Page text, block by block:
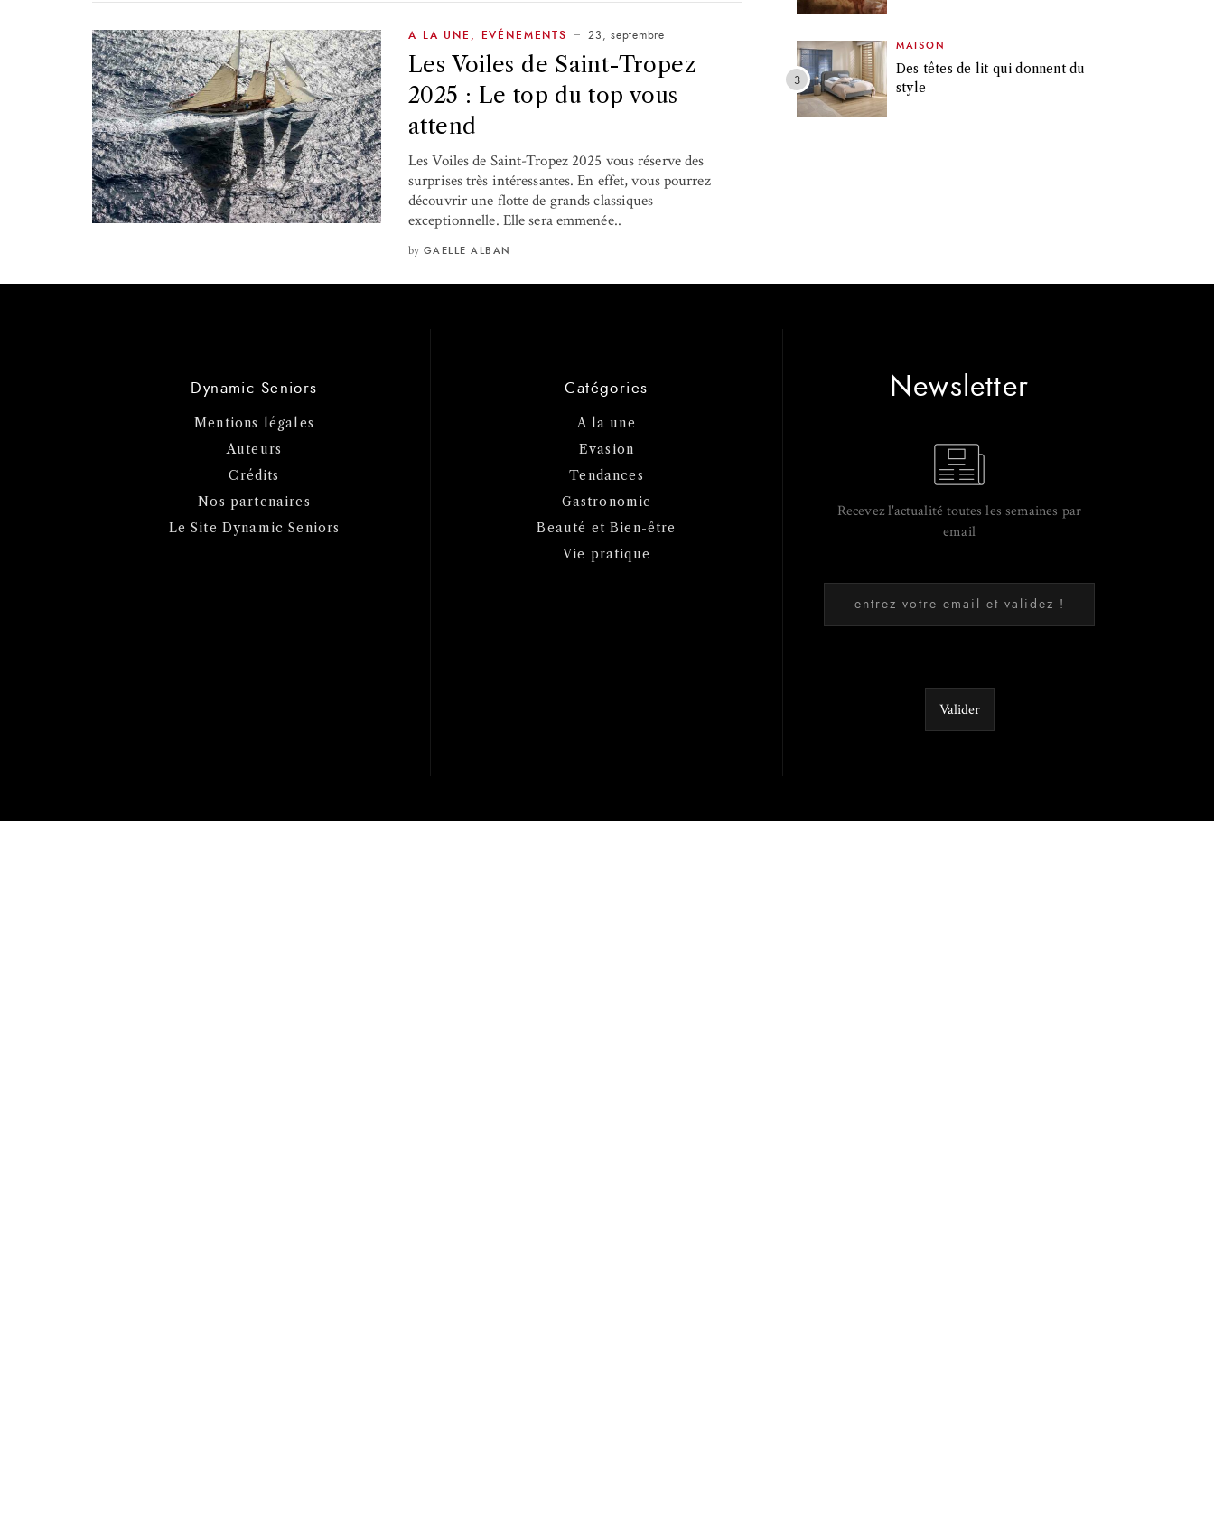
A LA UNE EVÉNEMENTS 23, septembre
Les Voiles de Saint-Tropez
2025 : Le top du top vous
attend
Les Voiles de Saint-Tropez 2025 vous réserve des
surprises très intéressantes. En effet, vous pourrez
découvrir une flotte de grands classiques
exceptionnelle. Elle sera emmenée..
by GAELLE ALBAN
MAISON
Des têtes de lit qui donnent du
style
Dynamic Seniors
Mentions légales
Auteurs
Crédits
Nos partenaires
Le Site Dynamic Seniors
Catégories
A la une
Evasion
Tendances
Gastronomie
Beauté et Bien-être
Vie pratique
Newsletter
Recevez l'actualité toutes les semaines par
email